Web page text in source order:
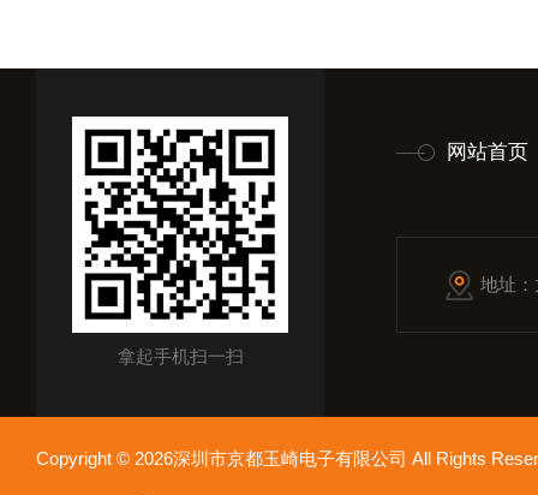
拿起手机扫一扫
网站首页
地址
Copyright © 2026深圳市京都玉崎电子有限公司 All Rights